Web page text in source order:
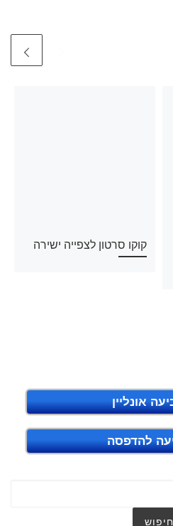
קוקו סרטון לצפייה ישירה
אונליין
להדפסה